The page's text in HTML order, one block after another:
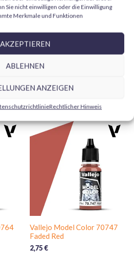
Sie nicht einwilligen oder die Einwilligung
Merkmale und Funktionen
AKZEPTIEREN
ABLEHNEN
ANZEIGEN
Rechtlicher Hinweis
Vallejo Barniz Acrílico Mate
28531 Aerosol 400 ml
IN DEN WARENKORB
Vallejo Model Color 70747
Faded Red
2,75€